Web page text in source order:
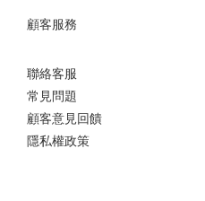
顧客服務
聯絡客服
常見問題
顧客意見回饋
隱私權政策